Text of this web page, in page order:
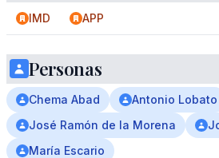
IMD APP
Personas
Chema Abad Antonio Lobato
José Ramón de la Morena
María Escario